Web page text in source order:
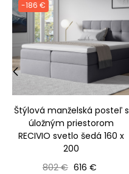
-186 €
Štýlová manželská posteľ s
úložným priestorom
RECIVIO svetlo šedá 160 x
200
Bežná cena
802 € Cena
616 €
‹